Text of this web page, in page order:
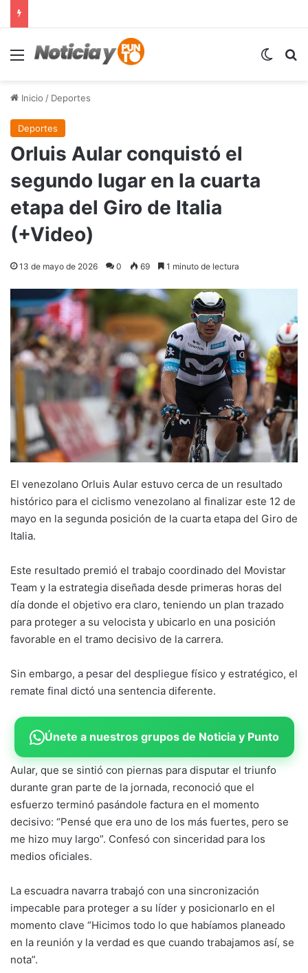
Menú
Inicio / Deportes
Deportes
Orluis Aular conquistó el
segundo lugar en la cuarta
etapa del Giro de Italia
(+Video)
13 de mayo de 2026 0 69 1 minuto de lectura
El venezolano Orluis Aular estuvo cerca de un resultado
histórico para el ciclismo venezolano al finalizar este 12 de
mayo en la segunda posición de la cuarta etapa del Giro de
Italia.
Este resultado premió el trabajo coordinado del Movistar
Team y la estrategia diseñada desde primeras horas del
día donde el objetivo era claro, teniendo un plan trazado
para proteger a su velocista y ubicarlo en una posición
favorable en el tramo decisivo de la carrera.
Sin embargo, a pesar del despliegue físico y estratégico, el
remate final dictó una sentencia diferente.
Únete a nuestros grupos de Noticia y Punto
Aular, que se sintió con piernas para disputar el triunfo
durante gran parte de la jornada, reconoció que el
esfuerzo terminó pasándole factura en el momento
decisivo: “Pensé que era uno de los más fuertes, pero se
me hizo muy largo”. Confesó con sinceridad para los
medios oficiales.
La escuadra navarra trabajó con una sincronización
impecable para proteger a su líder y posicionarlo en el
momento clave “Hicimos todo lo que habíamos planeado
en la reunión y la verdad es que cuando trabajamos así, se
nota”.